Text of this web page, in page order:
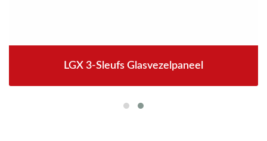
LGX 3-Sleufs Glasvezelpaneel